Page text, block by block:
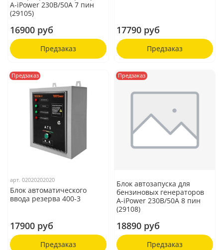
A-iPower 230В/50А 7 пин
(29105)
16900 руб
Предзаказ
17790 руб
Предзаказ
Предзаказ
арт.02020202020
Блок автоматического
ввода резерва 400-3
17900 руб
Предзаказ
Предзаказ
Блок автозапуска для
бензиновых генераторов
A-iPower 230В/50А 8 пин
(29108)
18890 руб
Предзаказ